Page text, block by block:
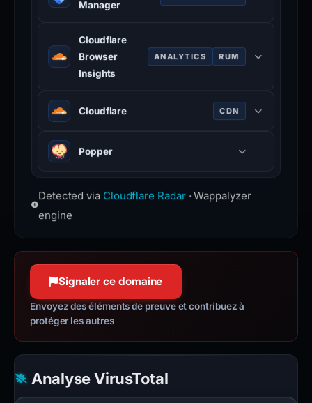
connections only.
Manager
deploying marketing and analytics
tags.
Cloudflare
Browser
Insights
ANALYTICS RUM
Performance monitoring tool that
measures website speed from real
www.cloudflare.com
Cloudflare CDN
company providing CDN, DDoS
www.cloudflare.com
Popper
Detected via Cloudflare Radar· Wappalyzer
engine
Signaler ce domaine
Envoyez des éléments de preuve et contribuez à
protéger les autres
Analyse VirusTotal